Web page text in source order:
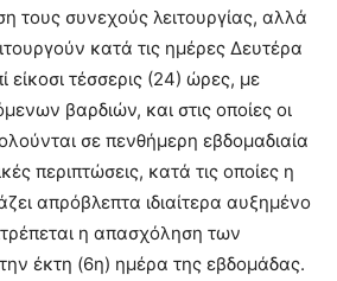
τους συνεχούς λειτουργίας, αλλά
κατά τις ημέρες Δευτέρα
είκοσι τέσσερις (24) ώρες, με
βαρδιών, και στις οποίες οι
σε πενθήμερη εβδομαδιαία
περιπτώσεις, κατά τις οποίες η
απρόβλεπτα ιδιαίτερα αυξημένο
η απασχόληση των
έκτη (6η) ημέρα της εβδομάδας.